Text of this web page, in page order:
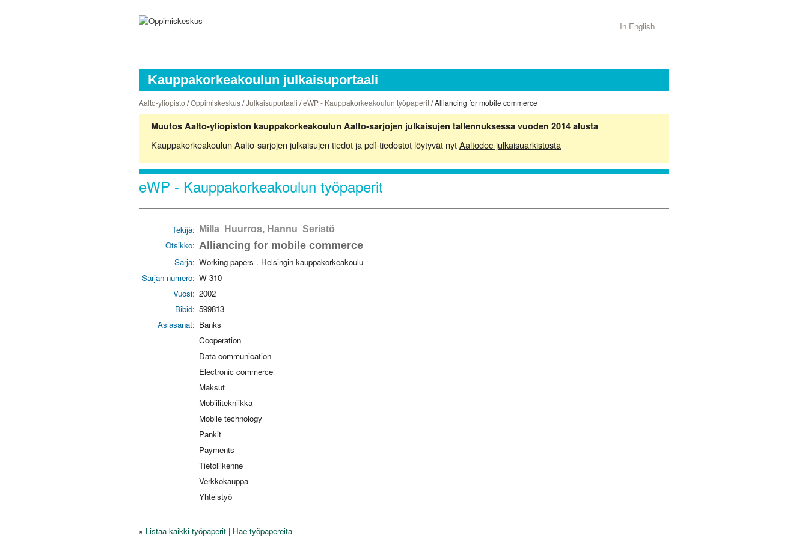
In English
Kauppakorkeakoulun julkaisuportaali
Aalto-yliopisto /Oppimiskeskus/Julkaisuportaali /eWP - Kauppakorkeakoulun työpaperit/ Alliancing for mobile commerce
Muutos Aalto-yliopiston kauppakorkeakoulun Aalto-sarjojen julkaisujen tallennuksessa vuoden 2014 alusta
Kauppakorkeakoulun Aalto-sarjojen julkaisujen tiedot ja pdf-tiedostot löytyvät nytAaltodoc-julkaisuarkistosta
eWP - Kauppakorkeakoulun työpaperit
Tekijä: Milla Huurros, Hannu Seristö
Otsikko: Alliancing for mobile commerce
Sarja: Working papers . Helsingin kauppakorkeakoulu
Sarjan numero: W-310
Vuosi: 2002
Bibid: 599813
Asiasanat: Banks
Cooperation
Data communication
Electronic commerce
Maksut
Mobiilitekniikka
Mobile technology
Pankit
Payments
Tietoliikenne
Verkkokauppa
Yhteistyö
» Listaa kaikki työpaperit | Hae työpapereita